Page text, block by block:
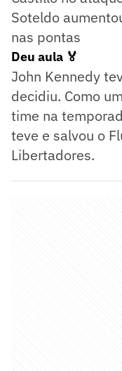
Soteldo
nas pontas
Deu aula 🏅
John Kennedy
decidiu. Como
time na
teve e salvou o
Libertadores.